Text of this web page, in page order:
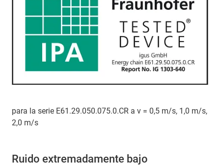
para la serie E61.29.050.075.0.CR a v = 0,5 m/s, 1,0 m/s,
2,0 m/s
Ruido extremadamente bajo